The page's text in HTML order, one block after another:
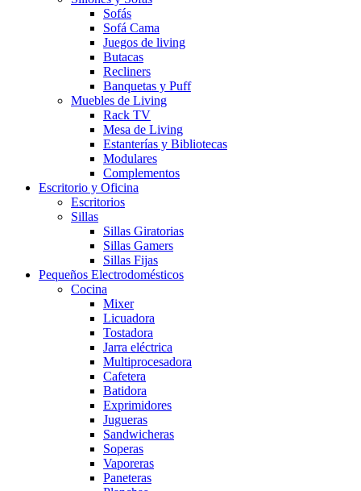
Sofás
Sofá Cama
Juegos de living
Butacas
Recliners
Banquetas y Puff
Muebles de Living
Rack TV
Mesa de Living
Estanterías y Bibliotecas
Modulares
Complementos
Escritorio y Oficina
Escritorios
Sillas
Sillas Giratorias
Sillas Gamers
Sillas Fijas
Pequeños Electrodomésticos
Cocina
Mixer
Licuadora
Tostadora
Jarra eléctrica
Multiprocesadora
Cafetera
Batidora
Exprimidores
Jugueras
Sandwicheras
Soperas
Vaporeras
Paneteras